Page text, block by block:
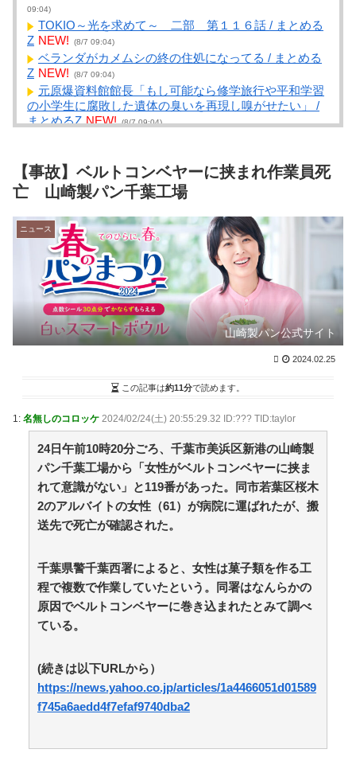
09:04)
TOKIO～光を求めて～ 二部 第１１６話 / まとめる
Z NEW! (8/7 09:04)
ベランダがカメムシの終の住処になってる / まとめる
Z NEW! (8/7 09:04)
元原爆資料館館長「もし可能なら修学旅行や平和学習
の小学生に腐敗した遺体の臭いを再現し嗅がせたい」 /
まとめるZ NEW! (8/7 09:04)
とめるZ
NEW! (8/7 09:04)
クリロナさん「車？いっぱい持ってるよ、40台？41
台？もっとか？よくわかんないけど全然乗ってない」 /
NEWまとめサイトアンテナ！ NEW! (8/7 09:02)
【画像】飛行機の隣の客に手コキされたイケメン
wwwwwwww / NEWまとめサイトアンテナ！
09:01)
中国外交部「日本は被害者面やめて、原爆落とされた
状況を反省すべき」 / NEWまとめサイトアンテナ！
NEW! (8/7 09:00)
過給なしで420ps。しかもL型エンジン…このS31Zい
くらかかってるんだ… / NEWまとめサイトアンテナ！
の“性接待疑惑”が発覚し大炎上 / NEWまとめサイトアン
【プロ野球】強すぎるソフトバンクの一人勝ち？パリ
ーグファンが語る毎年のペナントレースのリアルな本音
/ 2chまとめアンテナ！ NEW! (8/7 07:17)
【動画】手術中に熊本地震直撃やばすぎｗｗｗｗｗｗ
ｗ / 2chまとめアンテナ！ NEW! (8/7 07:17)
小林製薬「安楽〇の薬作りました」←どんな名前にな
りそう？もし作ったら / 2chまとめアンテナ！
にも導入へ / 2chまとめアンテナ！ NEW! (8/7 07:17)
36歳の彼女と結婚したいのに、家族が猛反対。家族か
ら信じられない言葉が飛び出した… 他 / 2chnaviヘッド
ライン
不器用な二人が辿り着いた、切なく温かい恋物語
【動画】㊗️2万回 続編の望みが完全に絶たれた不遇の
た理由」 / 5chまとめMAP(総合) NEW! (8/7 09:13)
【事故】ベルトコンベヤーに挟まれ作業員死
亡 山崎製パン千葉工場
ニュース
山崎製パン公式サイト
2024.02.25
この記事は約11分で読めます。
1: 名無しのコロッケ 2024/02/24(土) 20:55:29.32 ID:??? TID:taylor
24日午前10時20分ごろ、千葉市美浜区新港の山崎製
パン千葉工場から「女性がベルトコンベヤーに挟ま
れて意識がない」と119番があった。同市若葉区桜木
2のアルバイトの女性（61）が病院に運ばれたが、搬
送先で死亡が確認された。
千葉県警千葉西署によると、女性は菓子類を作る工
程で複数で作業していたという。同署はなんらかの
原因でベルトコンベヤーに巻き込まれたとみて調べ
ている。
(続きは以下URLから）
https://news.yahoo.co.jp/articles/1a4466051d01589
f745a6aedd4f7efaf9740dba2